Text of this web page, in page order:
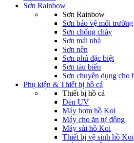
Sơn Rainbow
Sơn Rainbow
Sơn bảo vệ môi trường
Sơn chống cháy
Sơn mái nhà
Sơn nền
Sơn phủ đặc biệt
Sơn tàu biển
Sơn chuyên dụng cho
Phụ kiện & Thiết bị hồ cá
Thiết bị hồ cá
Đèn UV
Máy bơm hồ Koi
Máy cho ăn tự động
Máy sủi hồ Koi
Thiết bị vệ sinh hồ Koi